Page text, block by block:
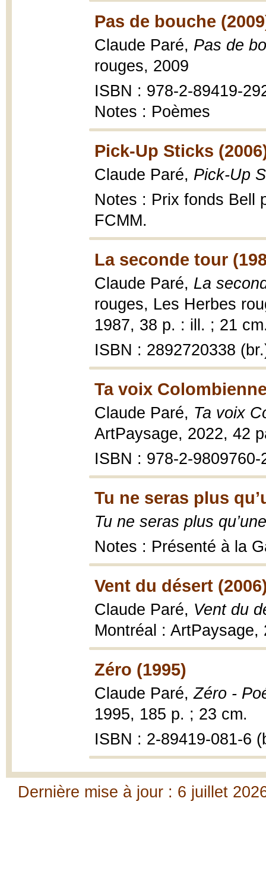
Pas de bouche
Claude Paré, Pas de
rouges, 2009
ISBN : 978-2-89419-
Notes : Poèmes
Pick-Up Sticks
Claude Paré, Pick-Up
Notes : Prix fonds Bell
FCMM.
La seconde tour
Claude Paré, La
rouges, Les Herbes
1987, 38 p. : ill. ; 21
ISBN : 2892720338
Ta voix
Claude Paré, Ta voix
ArtPaysage, 2022, 42
ISBN : 978-2-9809760-
Tu ne seras plus
Tu ne seras plus
Notes : Présenté à la
Vent du désert
Claude Paré, Vent du
Montréal : ArtPaysage,
Zéro (1995)
Claude Paré,Zéro -
1995, 185 p. ; 23 cm.
ISBN : 2-89419-081-6
Dernière mise à jour : 6 juillet